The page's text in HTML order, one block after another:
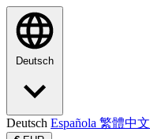
Deutsch
Deutsch Española 繁體中文